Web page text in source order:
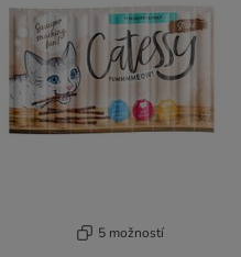
5 možností